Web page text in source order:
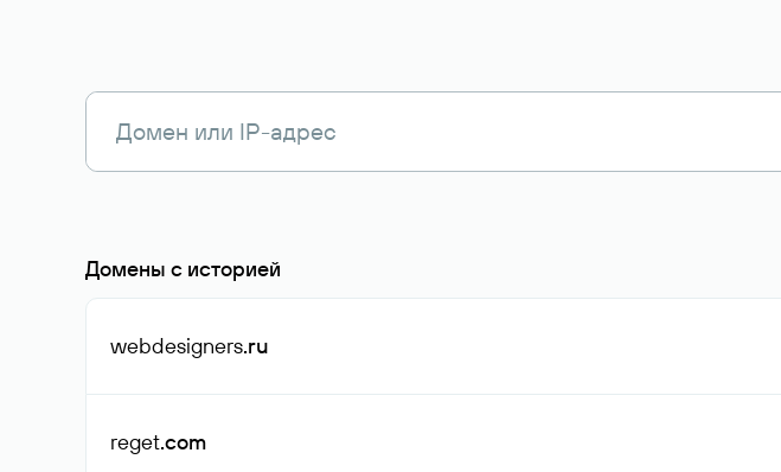
Домены с историей
webdesigners.ru
reget.com